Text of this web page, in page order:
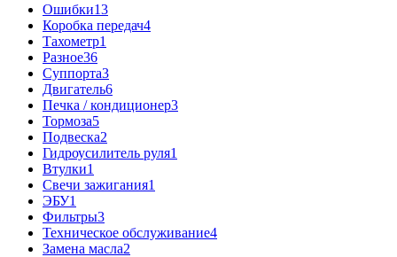
Ошибки13
Коробка передач4
Тахометр1
Разное36
Cуппорта3
Двигатель6
Печка / кондиционер3
Тормоза5
Подвеска2
Гидроусилитель руля1
Втулки1
Свечи зажигания1
ЭБУ1
Фильтры3
Техническое обслуживание4
Замена масла2